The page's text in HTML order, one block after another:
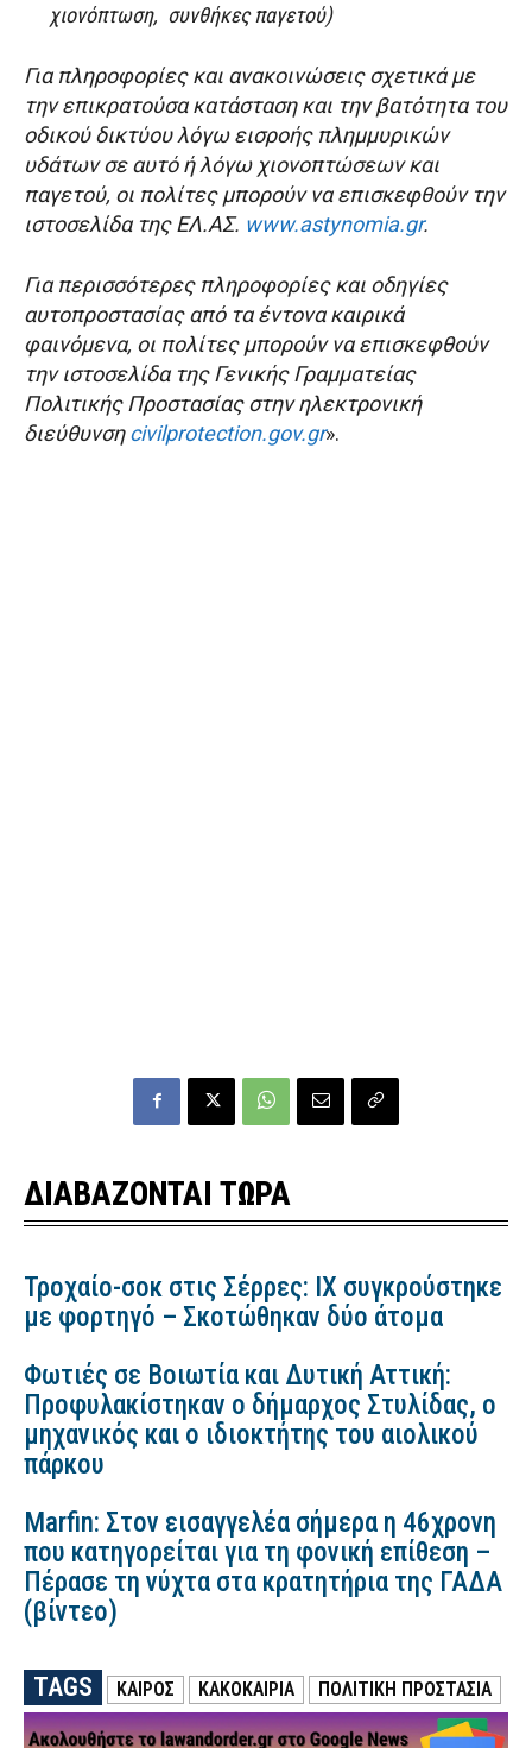
χιονόπτωση, συνθήκες παγετού)
Για πληροφορίες και ανακοινώσεις σχετικά με
την επικρατούσα κατάσταση και την βατότητα του
οδικού δικτύου λόγω εισροής πλημμυρικών
υδάτων σε αυτό ή λόγω χιονοπτώσεων και
παγετού, οι πολίτες μπορούν να επισκεφθούν την
ιστοσελίδα της ΕΛ.ΑΣ. www.astynomia.gr.
Για περισσότερες πληροφορίες και οδηγίες
αυτοπροστασίας από τα έντονα καιρικά
φαινόμενα, οι πολίτες μπορούν να επισκεφθούν
την ιστοσελίδα της Γενικής Γραμματείας
Πολιτικής Προστασίας στην ηλεκτρονική
διεύθυνσηcivilprotection.gov.gr».
ΔΙΑΒΑΖΟΝΤΑΙ ΤΩΡΑ
Τροχαίο-σοκ στις Σέρρες: ΙΧ συγκρούστηκε
με φορτηγό – Σκοτώθηκαν δύο άτομα
Φωτιές σε Βοιωτία και Δυτική Αττική:
Προφυλακίστηκαν ο δήμαρχος Στυλίδας, ο
μηχανικός και ο ιδιοκτήτης του αιολικού
πάρκου
Marfin: Στον εισαγγελέα σήμερα η 46χρονη
που κατηγορείται για τη φονική επίθεση –
Πέρασε τη νύχτα στα κρατητήρια της ΓΑΔΑ
(βίντεο)
TAGS ΚΑΙΡΟΣ ΚΑΚΟΚΑΙΡΙΑ ΠΟΛΙΤΙΚΗ ΠΡΟΣΤΑΣΙΑ